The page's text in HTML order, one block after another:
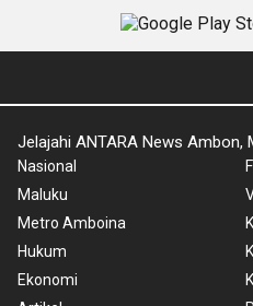
Jelajahi ANTARA News Ambon,
Nasional
Maluku
Metro Amboina
Hukum
Ekonomi